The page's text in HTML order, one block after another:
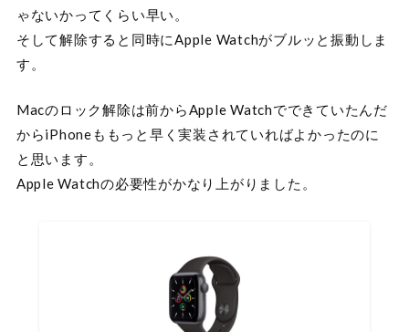
ゃないかってくらい早い。
そして解除すると同時にApple Watchがブルッと振動しま
す。
Macのロック解除は前からApple Watchでできていたんだ
からiPhoneももっと早く実装されていればよかったのに
と思います。
Apple Watchの必要性がかなり上がりました。